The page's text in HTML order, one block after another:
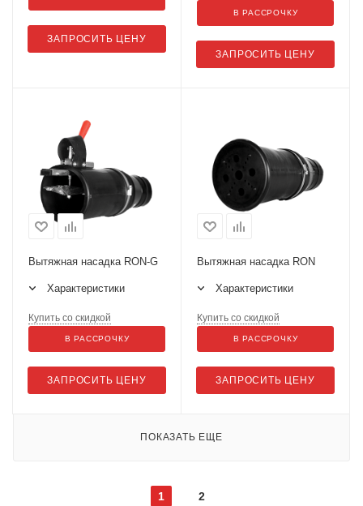
ЗАПРОСИТЬ ЦЕНУ
ЗАПРОСИТЬ ЦЕНУ
В РАССРОЧКУ
Вытяжная насадка RON-G
Характеристики
ЗАПРОСИТЬ ЦЕНУ
Купить со скидкой
В РАССРОЧКУ
Вытяжная насадка RON
Характеристики
ЗАПРОСИТЬ ЦЕНУ
Купить со скидкой
В РАССРОЧКУ
ПОКАЗАТЬ ЕЩЕ
1 2